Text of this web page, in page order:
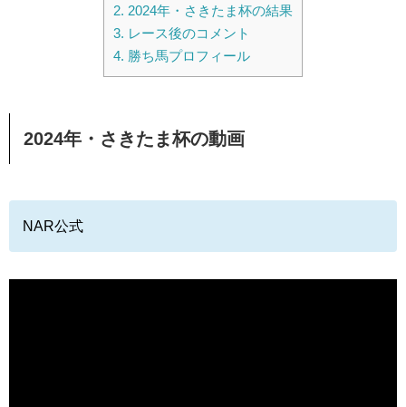
2. 2024年・さきたま杯の結果
3. レース後のコメント
4. 勝ち馬プロフィール
2024年・さきたま杯の動画
NAR公式